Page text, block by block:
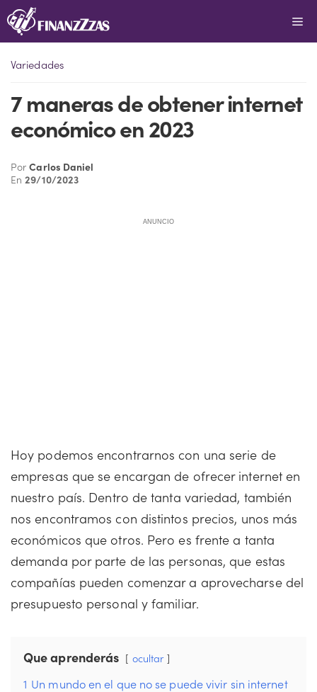
Saltar
al
Variedades
7 maneras de obtener internet
económico en 2023
PorCarlos Daniel
En29/10/2023
ANUNCIO
Hoy podemos encontrarnos con una serie de
empresas que se encargan de ofrecer internet en
nuestro país. Dentro de tanta variedad, también
nos encontramos con distintos precios, unos más
económicos que otros. Pero es frente a tanta
demanda por parte de las personas, que estas
compañías pueden comenzar a aprovecharse del
presupuesto personal y familiar.
Que aprenderás ocultar
1 Un mundo en el que no se puede vivir sin internet